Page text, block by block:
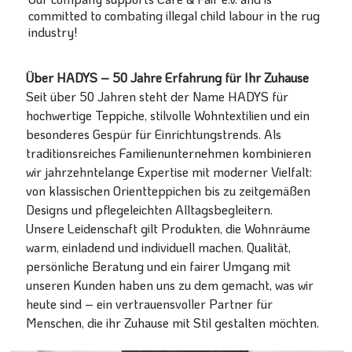
committed to combating illegal child labour in the rug
industry!
Über HADYS – 50 Jahre Erfahrung für Ihr Zuhause
Seit über 50 Jahren steht der Name HADYS für
hochwertige Teppiche, stilvolle Wohntextilien und ein
besonderes Gespür für Einrichtungstrends. Als
traditionsreiches Familienunternehmen kombinieren
wir jahrzehntelange Expertise mit moderner Vielfalt:
von klassischen Orientteppichen bis zu zeitgemäßen
Designs und pflegeleichten Alltagsbegleitern.
Unsere Leidenschaft gilt Produkten, die Wohnräume
warm, einladend und individuell machen. Qualität,
persönliche Beratung und ein fairer Umgang mit
unseren Kunden haben uns zu dem gemacht, was wir
heute sind – ein vertrauensvoller Partner für
Menschen, die ihr Zuhause mit Stil gestalten möchten.